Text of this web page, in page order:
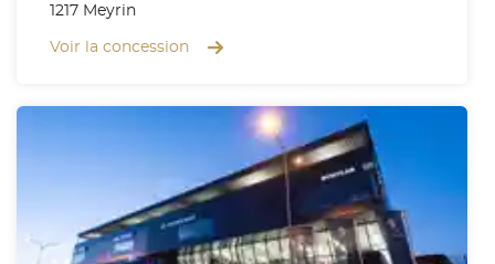
1217 Meyrin
Voir la concession